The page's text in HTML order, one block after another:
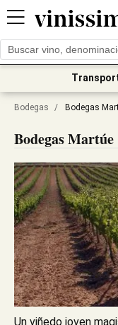
Bodegas / Bodegas
Bodegas Martúe
Un viñedo joven